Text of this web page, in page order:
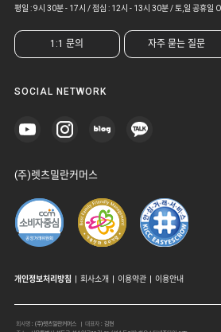
평일 : 9시 30분 - 17시 / 점심 : 12시 - 13시 30분 / 토,일 공휴일
1:1 문의 자주 묻는 질문
SOCIAL NETWORK
(주)렛츠밀란커머스
개인정보처리방침 회사소개 이용약관 이용안내
회사명 : (주)렛츠밀란커머스 | 대표자 : 김현